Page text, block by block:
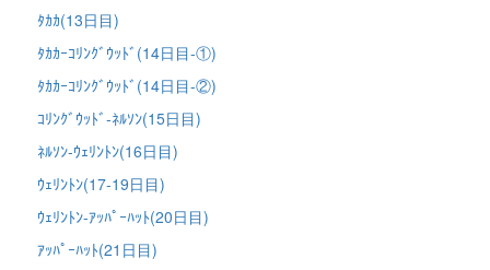
ﾀｶｶ(13日目)
ﾀｶｶｰｺﾘﾝｸﾞｳｯﾄﾞ(14日目-①)
ﾀｶｶｰｺﾘﾝｸﾞｳｯﾄﾞ(14日目-②)
ｺﾘﾝｸﾞｳｯﾄﾞ-ﾈﾙｿﾝ(15日目)
ﾈﾙｿﾝ-ｳｪﾘﾝﾄﾝ(16日目)
ｳｪﾘﾝﾄﾝ(17-19日目)
ｳｪﾘﾝﾄﾝ-ｱｯﾊﾟｰﾊｯﾄ(20日目)
ｱｯﾊﾟｰﾊｯﾄ(21日目)